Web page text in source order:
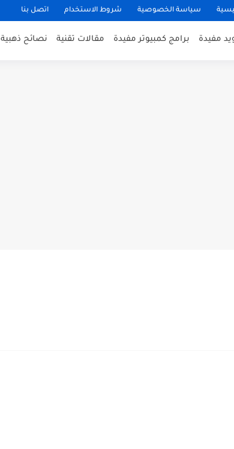
سياسة الخصوصية شروط الاستخدام اتصل بنا
مفيدة برامج كمبيوتر مفيدة مقالات تقنية نصائح ذهبية